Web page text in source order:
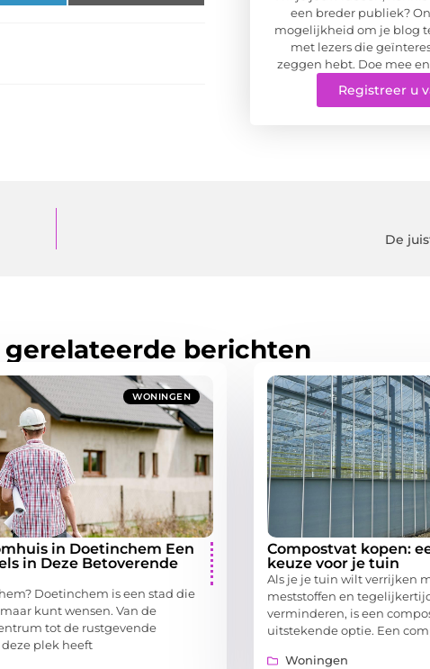
een breder publiek?
mogelijkheid om je blog
met lezers die
zeggen hebt. Doe mee
Registreer u
De
gerelateerde berichten
WONINGEN
in Doetinchem Een
in Deze Betoverende
Doetinchem is een stad die
kunt wensen. Van de
tot de rustgevende
plek heeft
Compostvat kopen:
keuze voor je tuin
Als je je tuin wilt verrijken
meststoffen en
verminderen, is een
uitstekende optie. Een
Woningen